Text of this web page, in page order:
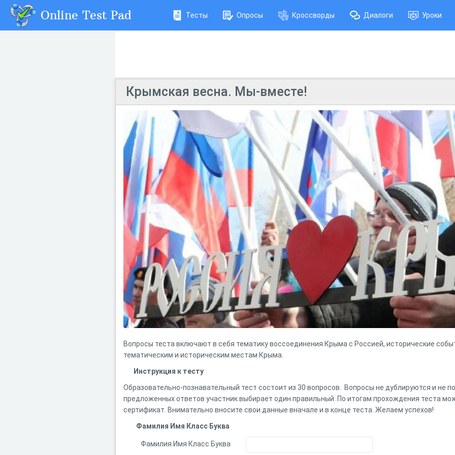
Online Test Pad Тесты Опросы Кроссворды Диалоги Уроки
Крымская весна. Мы-вместе!
Вопросы теста включают в себя тематику воссоединения Крыма с Россией, исторические
тематическим и историческим местам Крыма.
Инструкция к тесту
Образовательно-познавательный тест состоит из 30 вопросов. Вопросы не дублируются и не
предложенных ответов участник выбирает один правильный. По итогам прохождения теста
сертификат. Внимательно вносите свои данные вначале и в конце теста. Желаем успехов!
Фамилия Имя Класс Буква
Фамилия Имя Класс Буква